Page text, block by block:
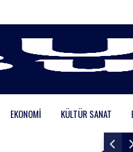
EKONOMI KÜLTÜR SANAT